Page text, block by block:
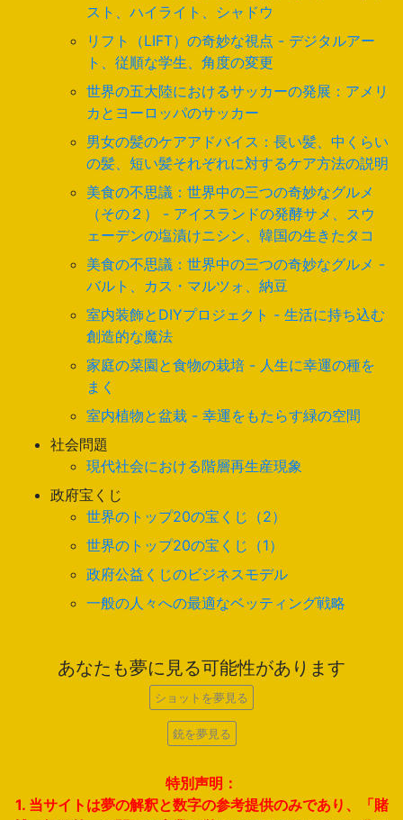
スト、ハイライト、シャドウ
リフト（LIFT）の奇妙な視点 - デジタルアー
ト、従順な学生、角度の変更
世界の五大陸におけるサッカーの発展：アメリ
カとヨーロッパのサッカー
男女の髪のケアアドバイス：長い髪、中くらい
の髪、短い髪それぞれに対するケア方法の説明
美食の不思議：世界中の三つの奇妙なグルメ
（その２） - アイスランドの発酵サメ、スウ
ェーデンの塩漬けニシン、韓国の生きたタコ
美食の不思議：世界中の三つの奇妙なグルメ -
バルト、カス・マルツォ、納豆
室内装飾とDIYプロジェクト - 生活に持ち込む
創造的な魔法
家庭の菜園と食物の栽培 - 人生に幸運の種を
まく
室内植物と盆栽 - 幸運をもたらす緑の空間
社会問題
現代社会における階層再生産現象
政府宝くじ
世界のトップ20の宝くじ（2）
世界のトップ20の宝くじ（1）
政府公益くじのビジネスモデル
一般の人々への最適なベッティング戦略
あなたも夢に見る可能性があります
ショットを夢見る
銃を夢見る
特別声明：
1. 当サイトは夢の解釈と数字の参考提供のみであり、「賭